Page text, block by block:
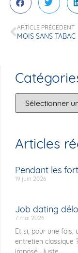
ARTICLE PRÉCÉDENT
MOIS SANS TABAC
Articles
Pendant les
19 juin 2026
Job dating
7 mai 2026
Et si, pour une fois,
entretien classique